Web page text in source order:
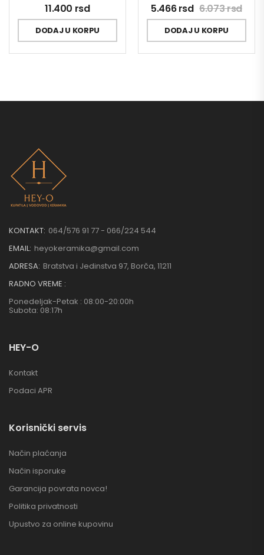
11.400 rsd
DODAJ U KORPU
5.466rsd 6.073rsd
DODAJ U KORPU
KONTAKT: 064/576 91 77 - 066/224 544
EMAIL: heyokeramika@gmail.com
ADRESA: Bratstva i Jedinstva 97, Borča, 11211
RADNO VREME :
Ponedeljak-Petak : 08:00-20:00h
Subota: 08:17h
HEY-O
Kontakt
Podaci APR
Korisnički servis
Način plaćanja
Način isporuke
Garancija povrata novca!
Politika privatnosti
Upustvo za online kupovinu